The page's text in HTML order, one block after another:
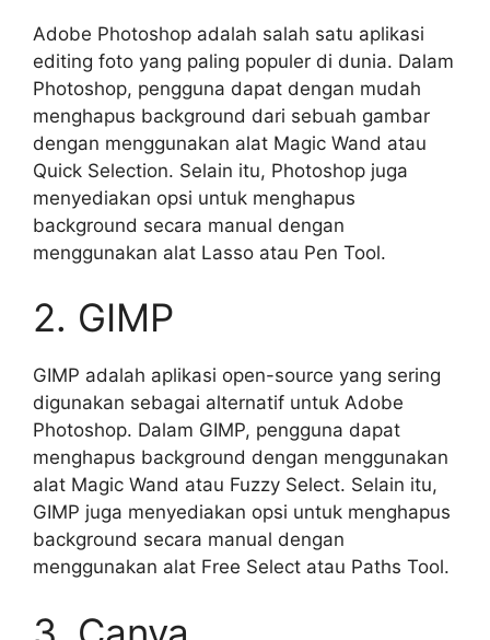
Adobe Photoshop adalah salah satu aplikasi
editing foto yang paling populer di dunia. Dalam
Photoshop, pengguna dapat dengan mudah
menghapus background dari sebuah gambar
dengan menggunakan alat Magic Wand atau
Quick Selection. Selain itu, Photoshop juga
menyediakan opsi untuk menghapus
background secara manual dengan
menggunakan alat Lasso atau Pen Tool.
2. GIMP
GIMP adalah aplikasi open-source yang sering
digunakan sebagai alternatif untuk Adobe
Photoshop. Dalam GIMP, pengguna dapat
menghapus background dengan menggunakan
alat Magic Wand atau Fuzzy Select. Selain itu,
GIMP juga menyediakan opsi untuk menghapus
background secara manual dengan
menggunakan alat Free Select atau Paths Tool.